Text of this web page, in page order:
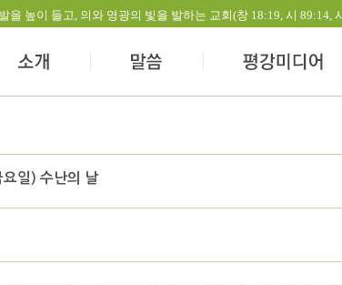
을 높이 들고, 의와 영광의 빛을 발하는 교회(창 18:19, 시 89:14,
일) 수난의 날